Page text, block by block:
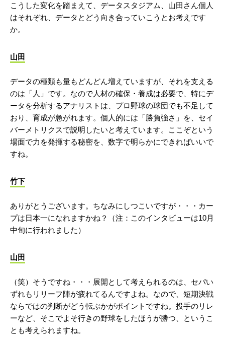
こうした変化を踏まえて、データスタジアム、山田さん個人
はそれぞれ、データとどう向き合っていこうとお考えです
か。
山田
データの種類も量もどんどん増えていますが、それを支える
のは「人」です。なので人材の確保・養成は必要で、特にデ
ータを分析するアナリストは、プロ野球の球団でも不足して
おり、育成が急がれます。個人的には「勝負強さ」を、セイ
バーメトリクスで説明したいと考えています。ここぞという
場面で力を発揮する秘密を、数字で明らかにできればいいで
すね。
竹下
ありがとうございます。ちなみにしつこいですが・・・カー
プは日本一になれますかね？（注：このインタビューは10月
中旬に行われました）
山田
（笑）そうですね・・・展開として考えられるのは、セパい
ずれもリリーフ陣が疲れてるんですよね。なので、短期決戦
ならではの判断がどう転ぶかがポイントですね。投手のリレ
ーなど、そこでよそ行きの野球をしたほうが勝つ、というこ
とも考えられますね。